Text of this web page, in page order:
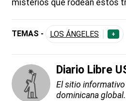
misterios que rodean estos
TEMAS - LOS ÁNGELES +
Diario Libre
El sitio
dominicana global.